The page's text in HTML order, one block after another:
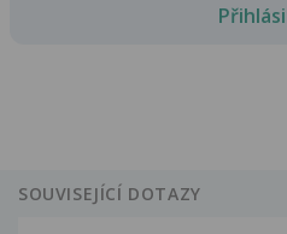
SOUVISEJÍCÍ DOTAZY